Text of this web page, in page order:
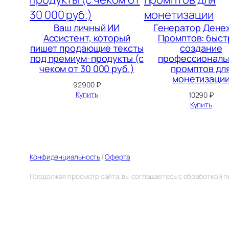
Ваш личный ИИ
Ассистент, который
пишет продающие тексты
под премиум-продукты (с
чеком от 30 000 руб.)
92900 ₽
Купить
Генератор
Промптов:
создание
промптов
монетизации
10290 ₽
Купить
Конфиденциальность | Оферта
Продолжая просмотр сайта, вы соглашаетесь с обработкой